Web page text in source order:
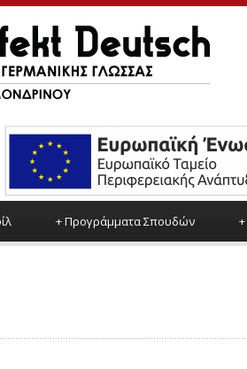
Πρoγράμματα Σπουδών
+ +